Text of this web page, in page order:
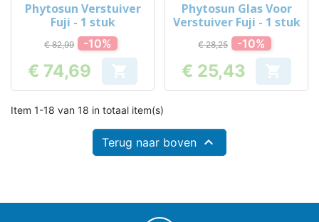
Phytosun Verstuiver
Fuji - 1 stuk
€ 82,99 -10%
Prijs
€ 74,69 
Phytosun Glas Voor
Verstuiver Fuji - 1 stuk
€ 28,25 -10%
Prijs
€ 25,43 
Item 1-18 van 18 in totaal item(s)
Terug naar boven 